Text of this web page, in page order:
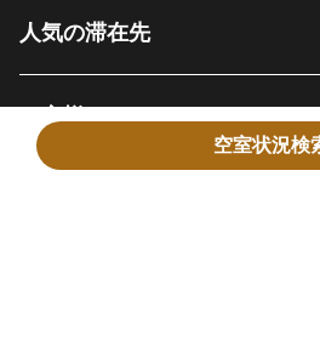
空室状況検
人気の滞在先
お客様へ